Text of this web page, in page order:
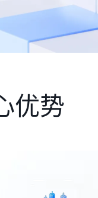
优势